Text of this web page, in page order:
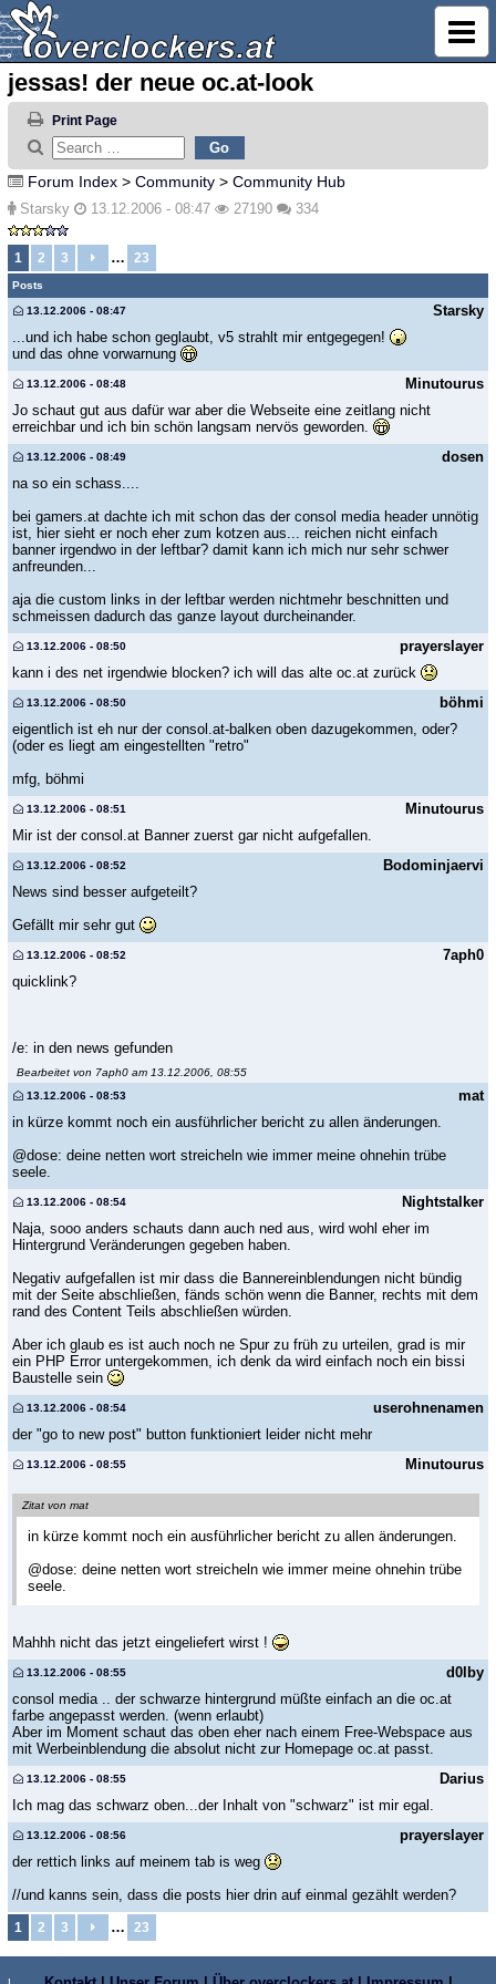
jessas! der neue oc.at-look
Print Page
Forum Index > Community > Community Hub
Starsky 13.12.2006 - 08:47 27190 334
1 2 3 … 23
Posts
Starsky
13.12.2006 - 08:47
...und ich habe schon geglaubt, v5 strahlt mir entgegegen!
und das ohne vorwarnung
Minutourus
13.12.2006 - 08:48
Jo schaut gut aus dafür war aber die Webseite eine zeitlang nicht
erreichbar und ich bin schön langsam nervös geworden.
dosen
13.12.2006 - 08:49
na so ein schass....
bei gamers.at dachte ich mit schon das der consol media header unnötig
ist, hier sieht er noch eher zum kotzen aus... reichen nicht einfach
banner irgendwo in der leftbar? damit kann ich mich nur sehr schwer
anfreunden...
aja die custom links in der leftbar werden nichtmehr beschnitten und
schmeissen dadurch das ganze layout durcheinander.
prayerslayer
13.12.2006 - 08:50
kann i des net irgendwie blocken? ich will das alte oc.at zurück
böhmi
13.12.2006 - 08:50
eigentlich ist eh nur der consol.at-balken oben dazugekommen, oder?
(oder es liegt am eingestellten "retro"
mfg, böhmi
Minutourus
13.12.2006 - 08:51
Mir ist der consol.at Banner zuerst gar nicht aufgefallen.
Bodominjaervi
13.12.2006 - 08:52
News sind besser aufgeteilt?
Gefällt mir sehr gut
7aph0
13.12.2006 - 08:52
quicklink?
/e: in den news gefunden
Bearbeitet von 7aph0 am 13.12.2006, 08:55
mat
13.12.2006 - 08:53
in kürze kommt noch ein ausführlicher bericht zu allen änderungen.
@dose: deine netten wort streicheln wie immer meine ohnehin trübe
seele.
Nightstalker
13.12.2006 - 08:54
Naja, sooo anders schauts dann auch ned aus, wird wohl eher im
Hintergrund Veränderungen gegeben haben.
Negativ aufgefallen ist mir dass die Bannereinblendungen nicht bündig
mit der Seite abschließen, fänds schön wenn die Banner, rechts mit dem
rand des Content Teils abschließen würden.
Aber ich glaub es ist auch noch ne Spur zu früh zu urteilen, grad is mir
ein PHP Error untergekommen, ich denk da wird einfach noch ein bissi
Baustelle sein
userohnenamen
13.12.2006 - 08:54
der "go to new post" button funktioniert leider nicht mehr
Minutourus
13.12.2006 - 08:55
Zitat von mat
in kürze kommt noch ein ausführlicher bericht zu allen änderungen.
@dose: deine netten wort streicheln wie immer meine ohnehin trübe
seele.
Mahhh nicht das jetzt eingeliefert wirst !
d0lby
13.12.2006 - 08:55
consol media .. der schwarze hintergrund müßte einfach an die oc.at
farbe angepasst werden. (wenn erlaubt)
Aber im Moment schaut das oben eher nach einem Free-Webspace aus
mit Werbeinblendung die absolut nicht zur Homepage oc.at passt.
Darius
13.12.2006 - 08:55
Ich mag das schwarz oben...der Inhalt von "schwarz" ist mir egal.
prayerslayer
13.12.2006 - 08:56
der rettich links auf meinem tab is weg
//und kanns sein, dass die posts hier drin auf einmal gezählt werden?
1 2 3 … 23